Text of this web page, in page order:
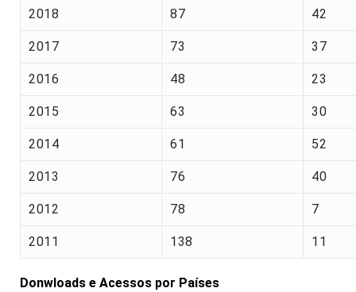
2018 87 42
2017 73 37
2016 48 23
2015 63 30
2014 61 52
2013 76 40
2012 78 7
2011 138 11
Donwloads e Acessos por Países